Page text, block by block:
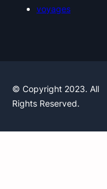
voyages
© Copyright 2023. All
Rights Reserved.